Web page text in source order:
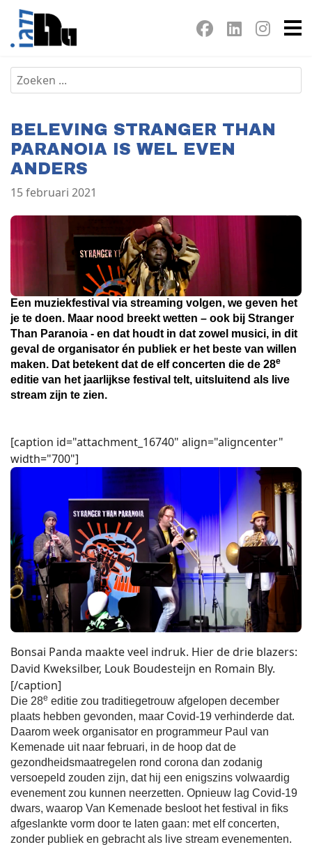
BELEVING STRANGER THAN
PARANOIA IS WEL EVEN
ANDERS
15 februari 2021
Een muziekfestival via streaming volgen, we geven het
je te doen. Maar nood breekt wetten – ook bij Stranger
Than Paranoia - en dat houdt in dat zowel musici, in dit
geval de organisator én publiek er het beste van willen
maken. Dat betekent dat de elf concerten die de 28e
editie van het jaarlijkse festival telt, uitsluitend als live
stream zijn te zien.
[caption id="attachment_16740" align="aligncenter"
width="700"]
Bonsai Panda maakte veel indruk. Hier de drie blazers:
David Kweksilber, Louk Boudesteijn en Romain Bly.
[/caption]
Die 28e editie zou traditiegetrouw afgelopen december
plaats hebben gevonden, maar Covid-19 verhinderde dat.
Daarom week organisator en programmeur Paul van
Kemenade uit naar februari, in de hoop dat de
gezondheidsmaatregelen rond corona dan zodanig
versoepeld zouden zijn, dat hij een enigszins volwaardig
evenement zou kunnen neerzetten. Opnieuw lag Covid-19
dwars, waarop Van Kemenade besloot het festival in fiks
afgeslankte vorm door te laten gaan: met elf concerten,
zonder publiek en gebracht als live stream evenementen.